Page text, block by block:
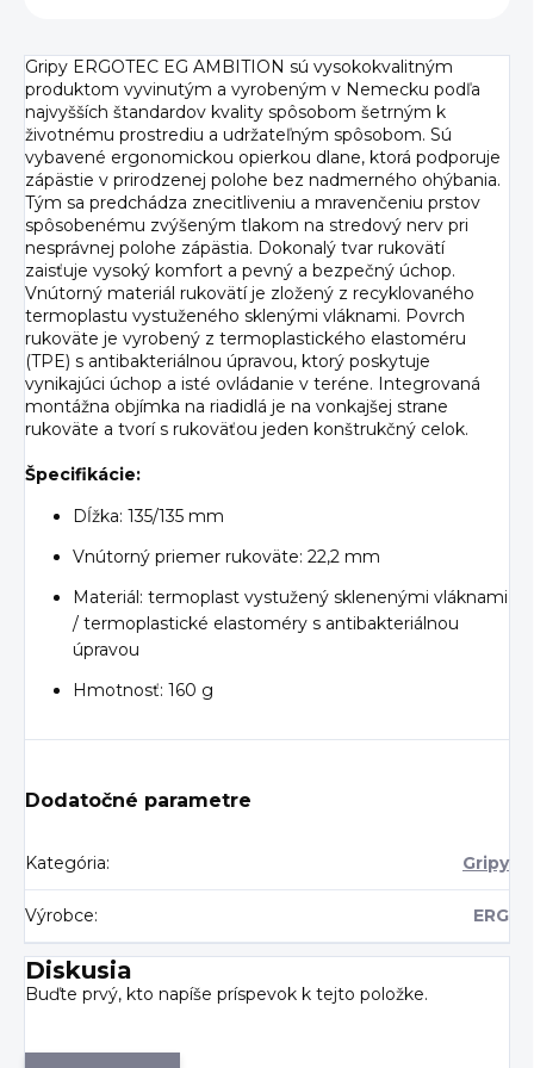
Gripy ERGOTEC EG AMBITION sú vysokokvalitným
produktom vyvinutým a vyrobeným v Nemecku podľa
najvyšších štandardov kvality spôsobom šetrným k
životnému prostrediu a udržateľným spôsobom. Sú
vybavené ergonomickou opierkou dlane, ktorá podporuje
zápästie v prirodzenej polohe bez nadmerného ohýbania.
Tým sa predchádza znecitliveniu a mravenčeniu prstov
spôsobenému zvýšeným tlakom na stredový nerv pri
nesprávnej polohe zápästia. Dokonalý tvar rukovätí
zaisťuje vysoký komfort a pevný a bezpečný úchop.
Vnútorný materiál rukovätí je zložený z recyklovaného
termoplastu vystuženého sklenými vláknami. Povrch
rukoväte je vyrobený z termoplastického elastoméru
(TPE) s antibakteriálnou úpravou, ktorý poskytuje
vynikajúci úchop a isté ovládanie v teréne. Integrovaná
montážna objímka na riadidlá je na vonkajšej strane
rukoväte a tvorí s rukoväťou jeden konštrukčný celok.
Špecifikácie:
Dĺžka: 135/135 mm
Vnútorný priemer rukoväte: 22,2 mm
Materiál: termoplast vystužený sklenenými vláknami
/ termoplastické elastoméry s antibakteriálnou
úpravou
Hmotnosť: 160 g
Dodatočné parametre
Kategória: Gripy
Výrobce: ERG
Diskusia
Buďte prvý, kto napíše príspevok k tejto položke.